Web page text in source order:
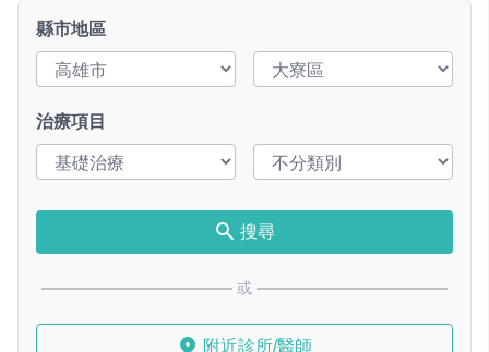
縣市地區
治療項目
搜尋
或
附近診所/醫師